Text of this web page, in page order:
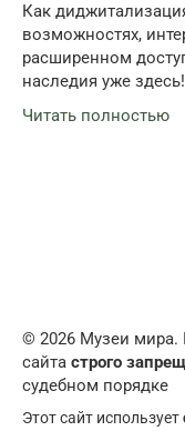
Как
возможностях,
расширенном
наследия уже здесь!
Читать полностью
© 2026 Музеи
сайта строго
судебном порядке
Этот сайт использует